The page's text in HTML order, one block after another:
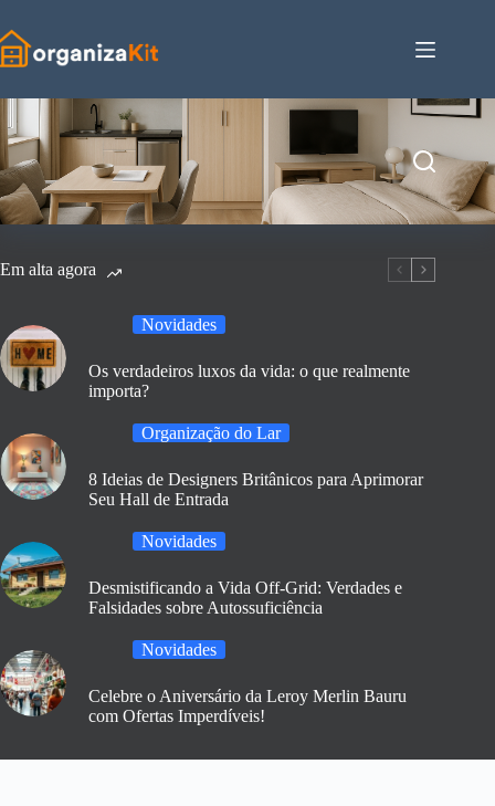
para
o
conteúdo
Em alta agora
Novidades
Os verdadeiros luxos da vida: o que realmente
importa?
Organização do Lar
8 Ideias de Designers Britânicos para Aprimorar
Seu Hall de Entrada
Novidades
Desmistificando a Vida Off-Grid: Verdades e
Falsidades sobre Autossuficiência
Novidades
Celebre o Aniversário da Leroy Merlin Bauru
com Ofertas Imperdíveis!